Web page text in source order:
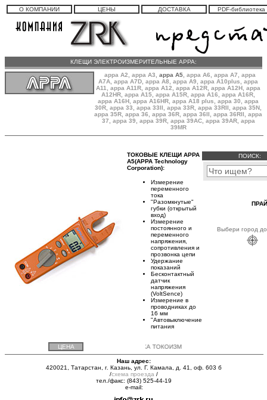
О КОМПАНИИ ЦЕНЫ ДОСТАВКА PDF-библиотека
КЛЕЩИ ЭЛЕКТРОИЗМЕРИТЕЛЬНЫЕ APPA:
appa A2
appa A3 appa A5 appa A6 appa A7
appa
A7A appa A7D appa A8 appa A9 appa A10plus
appa
A11
appa A11R appa A12 appa A12R appa A12H appa
A12HR appa A15 appa A15R appa A16 appa A16R
appa A16H appa A16HR , appa A18 plus, appa 30
appa
30R appa 33 appa 33II appa 33R appa 33RII appa 35N
appa 35R appa 36 appa 36R appa 36II appa 36RII
appa
37
appa 39 appa 39R, appa 39AC, appa 39AR, appa
39MR
ТОКОВЫЕ КЛЕЩИ APPA
А5(APPA Technology
Corporation):
ПОИСК:
Выбери город
Измерение
переменного
тока
"Разомкнутые"
губки (открытый
вход)
Измерение
постоянного и
переменного
напряжения,
сопротивления и
прозвонка цепи
Удержание
показаний
Бесконтактный
датчик
напряжения
(VoltSence)
Измерение в
проводниках до
16 мм
"Автовыключение
питания
ЦЕНА ДОСТАВКА ТОКОИЗМЕРИТЕЛЬНЫХ КЛЕЩЕЙ
Наш адрес:
420021, Татарстан, г. Казань, ул. Г. Камала, д. 41, оф. 603 б
/схема проезда /
тел./факс: (843) 525-44-19
e-mail: